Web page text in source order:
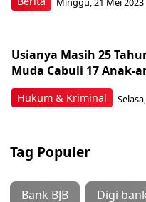
Hukum & Kriminal
Usianya Masih 25
Muda Cabuli 17 Anak-
Tag Populer
Bank BJB Digi